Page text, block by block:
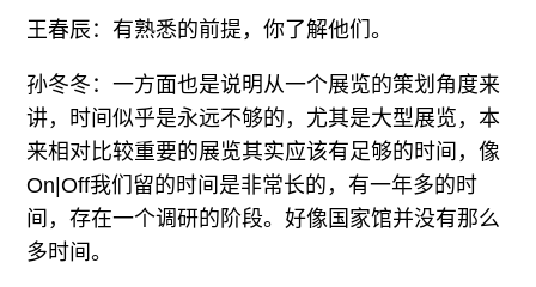
王春辰：有熟悉的前提，你了解他们。
孙冬冬：一方面也是说明从一个展览的策划角度来
讲，时间似乎是永远不够的，尤其是大型展览，本
来相对比较重要的展览其实应该有足够的时间，像
On|Off我们留的时间是非常长的，有一年多的时
间，存在一个调研的阶段。好像国家馆并没有那么
多时间。